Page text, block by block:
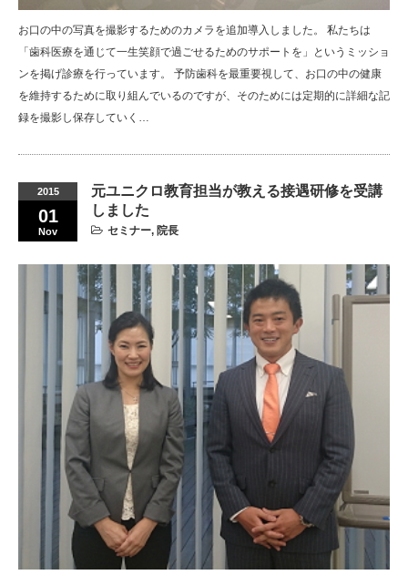
お口の中の写真を撮影するためのカメラを追加導入しました。 私たちは
「歯科医療を通じて一生笑顔で過ごせるためのサポートを」というミッショ
ンを掲げ診療を行っています。 予防歯科を最重要視して、お口の中の健康
を維持するために取り組んでいるのですが、そのためには定期的に詳細な記
録を撮影し保存していく…
2015
01
Nov
元ユニクロ教育担当が教える接遇研修を受講
しました
セミナー, 院長